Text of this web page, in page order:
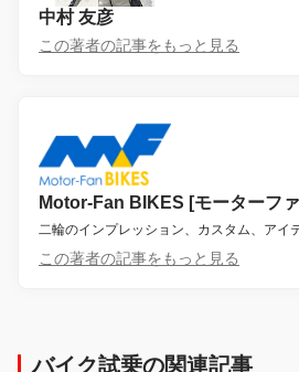
中村 友彦
この著者の記事をもっと見る
Motor-Fan BIKES [モーターフ
二輪のインプレッション、カスタム、アイ
この著者の記事をもっと見る
バイク試乗の関連記事